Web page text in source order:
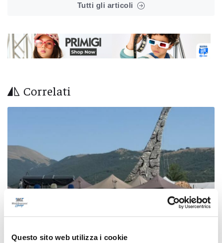
Questo sito web utilizza i cookie
Tutti gli articoli
Correlati